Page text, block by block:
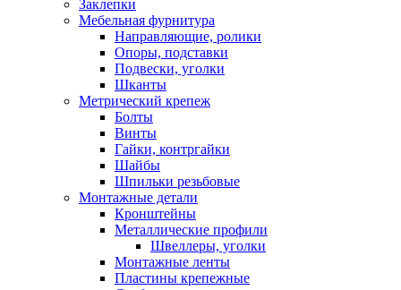
Заклепки
Мебельная фурнитура
Направляющие, ролики
Опоры, подставки
Подвески, уголки
Шканты
Метрический крепеж
Болты
Винты
Гайки, контргайки
Шайбы
Шпильки резьбовые
Монтажные детали
Кронштейны
Металлические профили
Швеллеры, уголки
Монтажные ленты
Пластины крепежные